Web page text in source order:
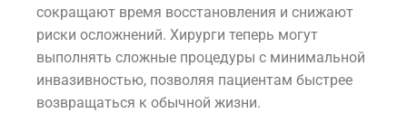
сокращают время восстановления и снижают
риски осложнений. Хирурги теперь могут
выполнять сложные процедуры с минимальной
инвазивностью, позволяя пациентам быстрее
возвращаться к обычной жизни.